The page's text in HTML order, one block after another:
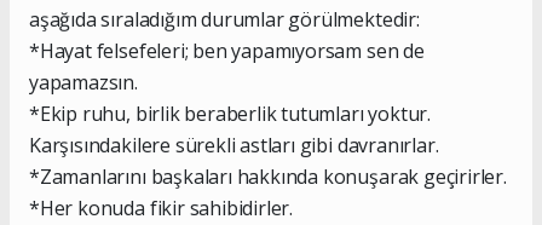
aşağıda sıraladığım durumlar görülmektedir:
*Hayat felsefeleri; ben yapamıyorsam sen de
yapamazsın.
*Ekip ruhu, birlik beraberlik tutumları yoktur.
Karşısındakilere sürekli astları gibi davranırlar.
*Zamanlarını başkaları hakkında konuşarak geçirirler.
*Her konuda fikir sahibidirler.